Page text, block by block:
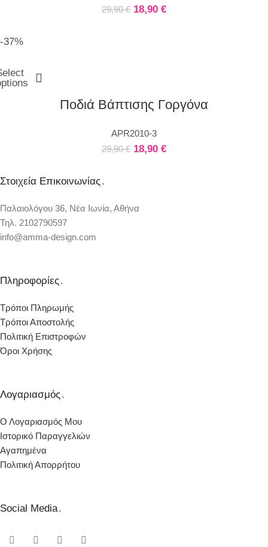
29,90€ 18,90 €
-37%
Ποδιά Βάπτισης Γοργόνα
APR2010-3
29,90€ 18,90 €
Στοιχεία Επικοινωνίας.
Παλαιολόγου 36, Νέα Ιωνία, Αθήνα
Τηλ. 2102790597
info@amma-design.com
Πληροφορίες.
Τρόποι Πληρωμής
Τρόποι Αποστολής
Πολιτική Επιστροφών
Όροι Χρήσης
Λογαριασμός.
Ο Λογαριασμός Μου
Ιστορικό Παραγγελιών
Αγαπημένα
Πολιτική Απορρήτου
Social Media.